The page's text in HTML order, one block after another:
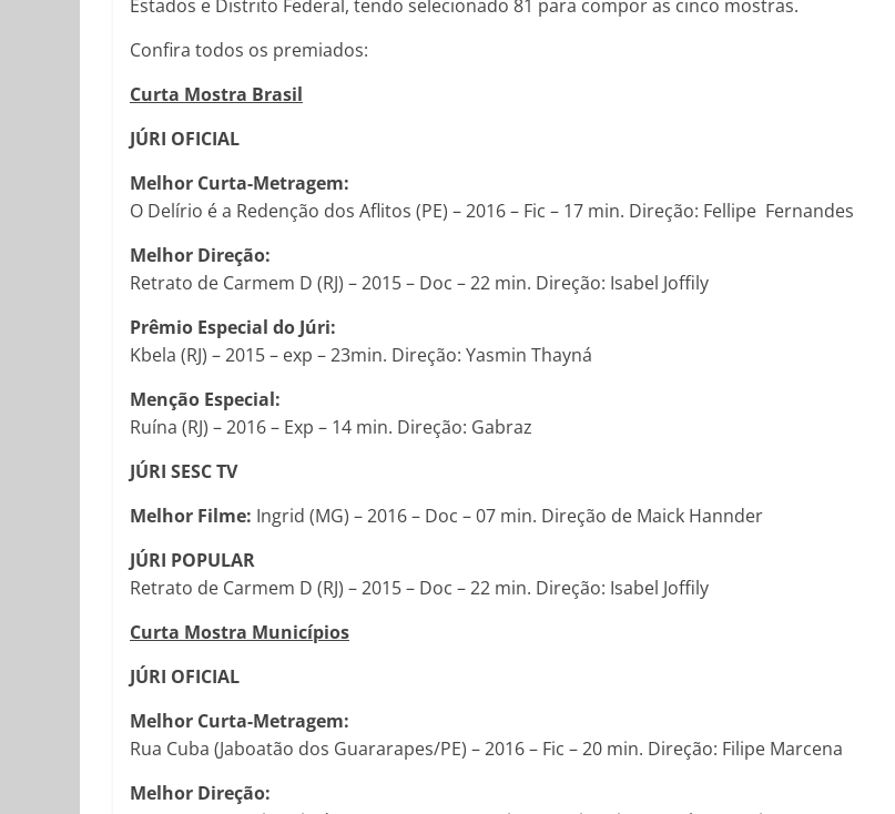
Estados e Distrito Federal, tendo selecionado 81 para compor as cinco mostras.
Confira todos os premiados:
Curta Mostra Brasil
JÚRI OFICIAL
Melhor Curta-Metragem:
O Delírio é a Redenção dos Aflitos (PE) – 2016 – Fic – 17 min. Direção: Fellipe Fernandes
Melhor Direção:
Retrato de Carmem D (RJ) – 2015 – Doc – 22 min. Direção: Isabel Joffily
Prêmio Especial do Júri:
Kbela (RJ) – 2015 – exp – 23min. Direção: Yasmin Thayná
Menção Especial:
Ruína (RJ) – 2016 – Exp – 14 min. Direção: Gabraz
JÚRI SESC TV
Melhor Filme: Ingrid (MG) – 2016 – Doc – 07 min. Direção de Maick Hannder
JÚRI POPULAR
Retrato de Carmem D (RJ) – 2015 – Doc – 22 min. Direção: Isabel Joffily
Curta Mostra Municípios
JÚRI OFICIAL
Melhor Curta-Metragem:
Rua Cuba (Jaboatão dos Guararapes/PE) – 2016 – Fic – 20 min. Direção: Filipe Marcena
Melhor Direção: